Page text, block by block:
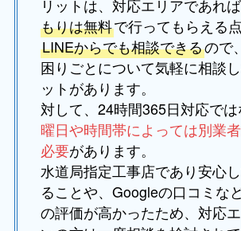
リットは、対応エリアであれば
もりは無料で行ってもらえる点
LINEからでも相談できるので
困りごとについて気軽に相談
ットがあります。
対して、24時間365日対応では
曜日や時間帯によっては別業
必要があります。
水道局指定工事店であり安心
ることや、Googleの口コミな
の評価が高かったため、対応